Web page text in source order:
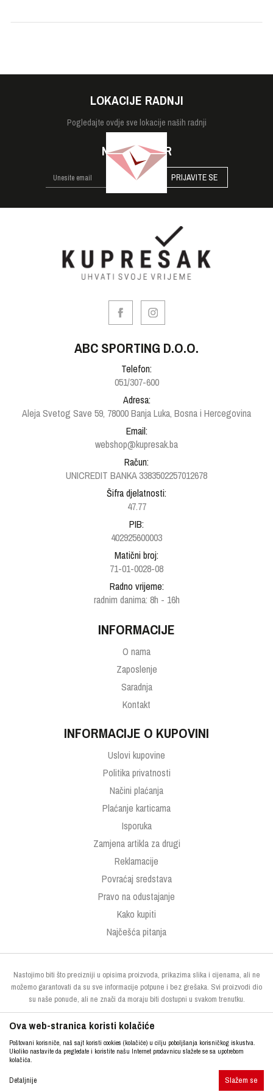
LOKACIJE RADNJI
Pogledajte ovdje sve lokacije naših radnji
NEWSLETTER
PRIJAVITE SE
ABC SPORTING D.O.O.
Telefon:
051/307-600
Adresa:
Aleja Svetog Save 59, 78000 Banja Luka, Bosna i Hercegovina
Email:
webshop@kupresak.ba
Račun:
UNICREDIT BANKA 3383502257012678
Šifra djelatnosti:
47.77
PIB:
402925600003
Matični broj:
71-01-0028-08
Radno vrijeme:
radnim danima: 8h - 16h
INFORMACIJE
O nama
Zaposlenje
Saradnja
Kontakt
INFORMACIJE O KUPOVINI
Uslovi kupovine
Politika privatnosti
Načini plaćanja
Plaćanje karticama
Isporuka
Zamjena artikla za drugi
Reklamacije
Povraćaj sredstava
Pravo na odustajanje
Kako kupiti
Najčešća pitanja
Nastojimo biti što precizniji u opisima proizvoda, prikazima slika i cijenama, ali ne
možemo garantovati da su sve informacije potpune i bez grešaka. Svi proizvodi dio
su naše ponude, ali ne znači da moraju biti dostupni u svakom trenutku.
©2026 . Sva prava zadržana.
Ova web-stranica koristi kolačiće
Poštovani korisniče, naš sajt koristi cookies (kolačiće) u cilju poboljšanja korisničkog iskustva.
Ukoliko nastavite da pregledate i koristite našu Internet prodavnicu slažete se sa upotrebom
kolačića.
Detaljnije Slažem se